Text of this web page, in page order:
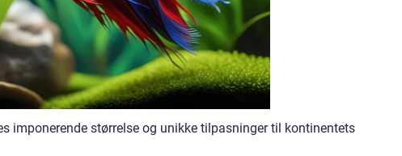
imponerende størrelse og unikke tilpasninger til kontinentets